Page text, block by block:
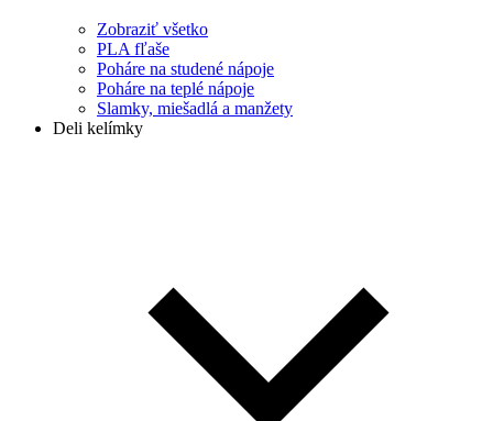
Zobraziť všetko
PLA fľaše
Poháre na studené nápoje
Poháre na teplé nápoje
Slamky, miešadlá a manžety
Deli kelímky